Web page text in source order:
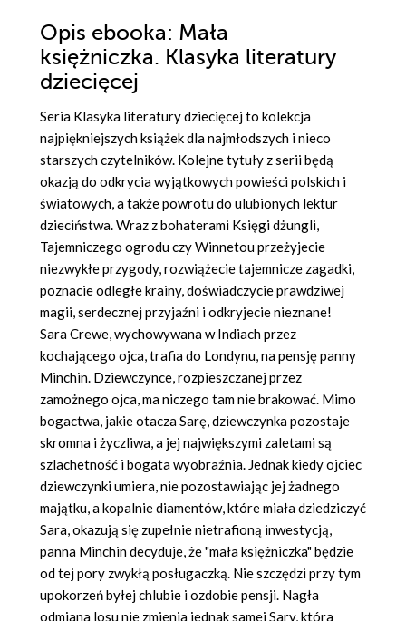
Opis ebooka: Mała
księżniczka. Klasyka literatury
dziecięcej
Seria Klasyka literatury dziecięcej to kolekcja
najpiękniejszych książek dla najmłodszych i nieco
starszych czytelników. Kolejne tytuły z serii będą
okazją do odkrycia wyjątkowych powieści polskich i
światowych, a także powrotu do ulubionych lektur
dzieciństwa. Wraz z bohaterami Księgi dżungli,
Tajemniczego ogrodu czy Winnetou przeżyjecie
niezwykłe przygody, rozwiążecie tajemnicze zagadki,
poznacie odległe krainy, doświadczycie prawdziwej
magii, serdecznej przyjaźni i odkryjecie nieznane!
Sara Crewe, wychowywana w Indiach przez
kochającego ojca, trafia do Londynu, na pensję panny
Minchin. Dziewczynce, rozpieszczanej przez
zamożnego ojca, ma niczego tam nie brakować. Mimo
bogactwa, jakie otacza Sarę, dziewczynka pozostaje
skromna i życzliwa, a jej największymi zaletami są
szlachetność i bogata wyobraźnia. Jednak kiedy ojciec
dziewczynki umiera, nie pozostawiając jej żadnego
majątku, a kopalnie diamentów, które miała dziedziczyć
Sara, okazują się zupełnie nietrafioną inwestycją,
panna Minchin decyduje, że "mała księżniczka" będzie
od tej pory zwykłą posługaczką. Nie szczędzi przy tym
upokorzeń byłej chlubie i ozdobie pensji. Nagła
odmiana losu nie zmienia jednak samej Sary, która